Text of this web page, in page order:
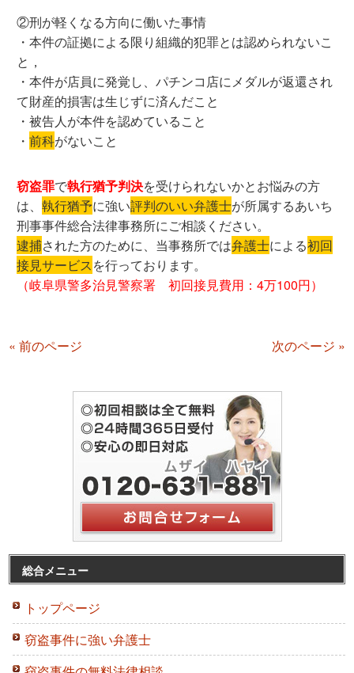
②刑が軽くなる方向に働いた事情
・本件の証拠による限り組織的犯罪とは認められないこ
と，
・本件が店員に発覚し、パチンコ店にメダルが返還され
て財産的損害は生じずに済んだこと
・被告人が本件を認めていること
・前科がないこと
窃盗罪で執行猶予判決を受けられないかとお悩みの方
は、執行猶予に強い評判のいい弁護士が所属するあいち
刑事事件総合法律事務所にご相談ください。
逮捕された方のために、当事務所では弁護士による初回
接見サービスを行っております。
（岐阜県警多治見警察署 初回接見費用：4万100円）
« 前のページ 次のページ »
総合メニュー
トップページ
窃盗事件に強い弁護士